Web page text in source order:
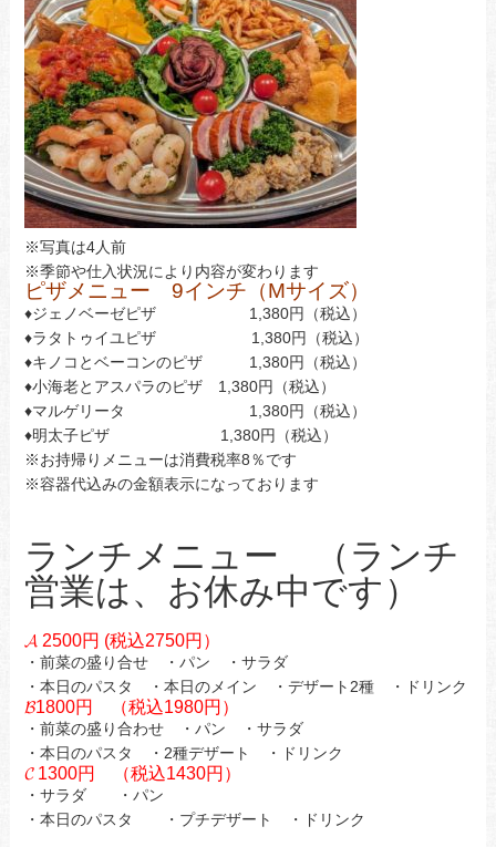
※写真は4人前
※季節や仕入状況により内容が変わります
ピザメニュー 9インチ（Mサイズ）
♦ジェノベーゼピザ 1,380円（税込）
♦ラタトゥイユピザ 1,380円（税込）
♦キノコとベーコンのピザ 1,380円（税込）
♦小海老とアスパラのピザ 1,380円（税込）
♦マルゲリータ 1,380円（税込）
♦明太子ピザ 1,380円（税込）
※お持帰りメニューは消費税率8％です
※容器代込みの金額表示になっております
ランチメニュー （ランチ
営業は、お休み中です）
𝓐 2500円 (税込2750円）
・前菜の盛り合せ ・パン ・サラダ
・本日のパスタ ・本日のメイン ・デザート2種 ・ドリンク
𝓑1800円 （税込1980円）
・前菜の盛り合わせ ・パン ・サラダ
・本日のパスタ ・2種デザート ・ドリンク
𝓒 1300円 （税込1430円）
・サラダ ・パン
・本日のパスタ ・プチデザート ・ドリンク